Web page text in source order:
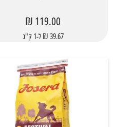
119.00 ₪
39.67 ₪ ל-1 ק"ג